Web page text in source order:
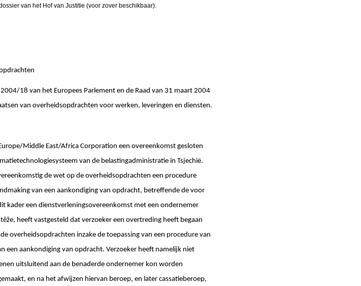
van het Hof van Justitie (voor zover beschikbaar).
18 van het Europees Parlement en de Raad van 31 maart 2004
van overheidsopdrachten voor werken, leveringen en diensten.
Middle East/Africa Corporation een overeenkomst gesloten
van de belastingadministratie in Tsjechië.
de wet op de overheidsopdrachten een procedure
van een aankondiging van opdracht, betreffende de voor
kader een dienstverleningsovereenkomst met een ondernemer
heeft vastgesteld dat verzoeker een overtreding heeft begaan
overheidsopdrachten inzake de toepassing van een procedure van
een aankondiging van opdracht. Verzoeker heeft namelijk niet
uitsluitend aan de benaderde ondernemer kon worden
en na het afwijzen hiervan beroep, en later cassatieberoep,